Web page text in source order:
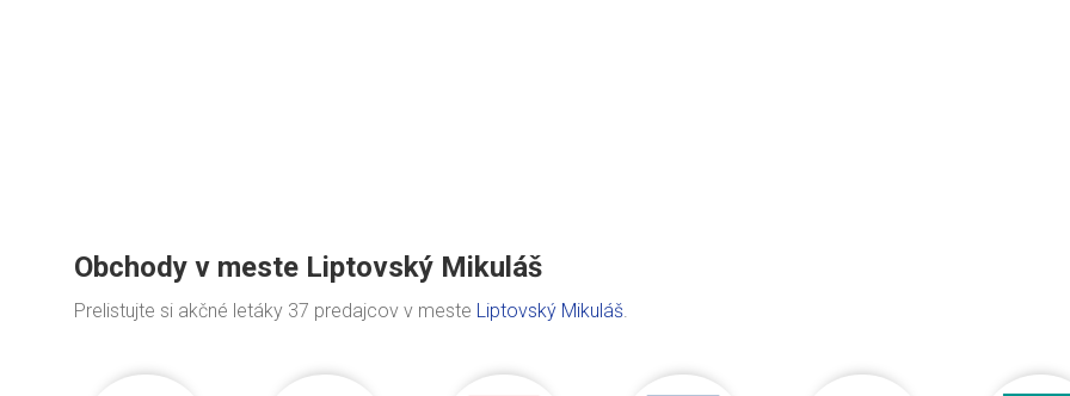
Obchody v meste Liptovský Mikuláš
Prelistujte si akčné letáky 37 predajcov v meste Liptovský Mikuláš